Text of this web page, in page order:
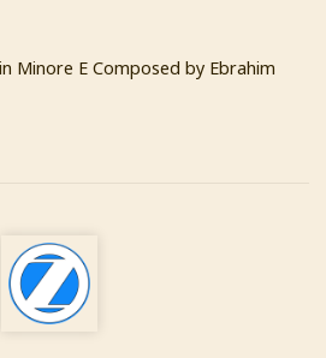
Minore E Composed by Ebrahim